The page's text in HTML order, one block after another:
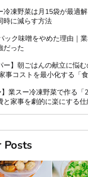
冷凍野菜は月15袋が最適
時に減らす方法
ック味噌をやめた理由｜
だった
ー】朝ごはんの献立に悩
事コストを最小化する「食
】業スー冷凍野菜で作る
と家事を劇的に楽にする仕
Posts